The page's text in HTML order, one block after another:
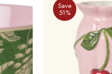
Save
51%